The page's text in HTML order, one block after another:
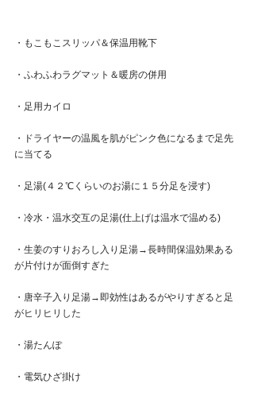
・もこもこスリッパ＆保温用靴下
・ふわふわラグマット＆暖房の併用
・足用カイロ
・ドライヤーの温風を肌がピンク色になるまで足先
に当てる
・足湯(４２℃くらいのお湯に１５分足を浸す)
・冷水・温水交互の足湯(仕上げは温水で温める)
・生姜のすりおろし入り足湯→長時間保温効果ある
が片付けが面倒すぎた
・唐辛子入り足湯→即効性はあるがやりすぎると足
がヒリヒリした
・湯たんぽ
・電気ひざ掛け